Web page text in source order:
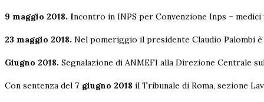
9 maggio 2018. Incontro in INPS per Convenzione Inps –
23 maggio 2018. Nel pomeriggio il presidente Claudio Palombi
Giugno 2018. Segnalazione di ANMEFI alla Direzione Centrale
Con sentenza del 7 giugno 2018 il Tribunale di Roma, sezione